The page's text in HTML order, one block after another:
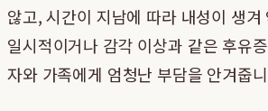
않고, 시간이 지남에 따라 내성이 생
일시적이거나 감각 이상과 같은 후유
자와 가족에게 엄청난 부담을 안겨줍